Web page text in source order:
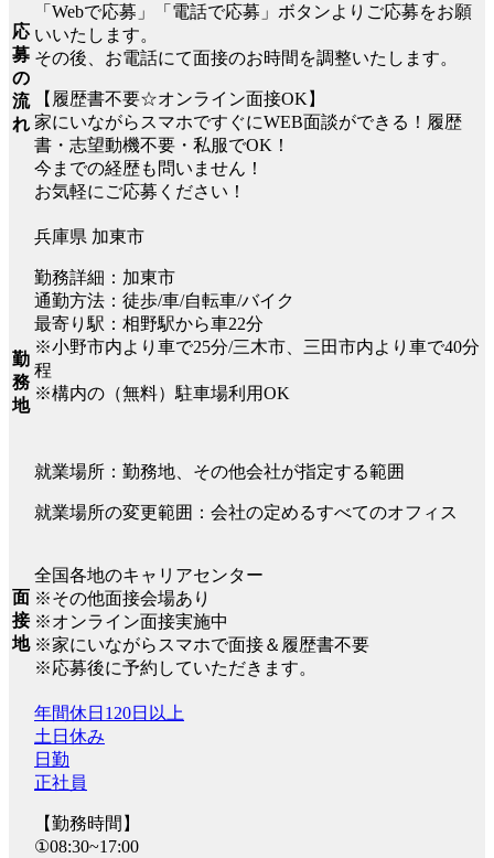
応
募
の
流
れ
「Webで応募」「電話で応募」ボタンよりご応募をお願
いいたします。
その後、お電話にて面接のお時間を調整いたします。
【履歴書不要☆オンライン面接OK】
家にいながらスマホですぐにWEB面談ができる！履歴
書・志望動機不要・私服でOK！
今までの経歴も問いません！
お気軽にご応募ください！
勤
務
地
兵庫県 加東市
勤務詳細：加東市
通勤方法：徒歩/車/自転車/バイク
最寄り駅：相野駅から車22分
※小野市内より車で25分/三木市、三田市内より車で40分
程
※構内の（無料）駐車場利用OK
就業場所：勤務地、その他会社が指定する範囲
就業場所の変更範囲：会社の定めるすべてのオフィス
面
接
地
全国各地のキャリアセンター
※その他面接会場あり
※オンライン面接実施中
※家にいながらスマホで面接＆履歴書不要
※応募後に予約していただきます。
年間休日120日以上
土日休み
日勤
正社員
【勤務時間】
①08:30~17:00